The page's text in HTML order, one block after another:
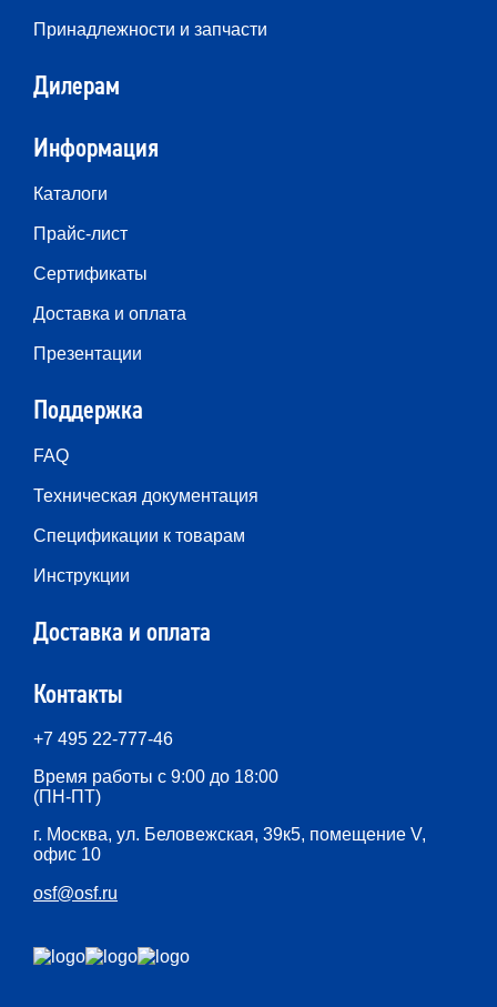
Принадлежности и запчасти
Дилерам
Информация
Каталоги
Прайс-лист
Сертификаты
Доставка и оплата
Презентации
Поддержка
FAQ
Техническая документация
Спецификации к товарам
Инструкции
Доставка и оплата
Контакты
+7 495 22-777-46
Время работы с 9:00 до 18:00
(ПН-ПТ)
г. Москва, ул. Беловежская, 39к5, помещение V,
офис 10
osf@osf.ru